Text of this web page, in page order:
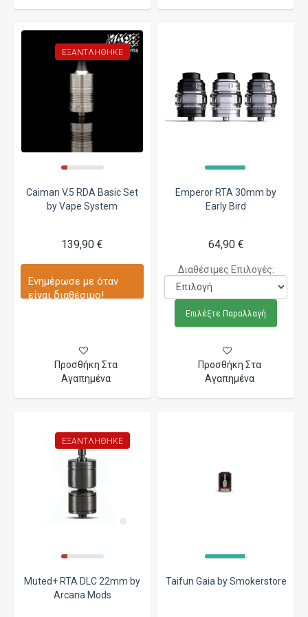
ΕΞΑΝΤΛΉΘΗΚΕ
Caiman V.5 RDA Basic Set
by Vape System
139,90 €
Ενημέρωσε με όταν
είναι διαθέσιμο!
Προσθήκη Στα
Αγαπημένα
Emperor RTA 30mm by
Early Bird
64,90 €
Διαθέσιμες Επιλογές:
Επιλέξτε Παραλλαγή
Προσθήκη Στα
Αγαπημένα
ΕΞΑΝΤΛΉΘΗΚΕ
Muted+ RTA DLC 22mm by
Arcana Mods
Taifun Gaia by Smokerstore